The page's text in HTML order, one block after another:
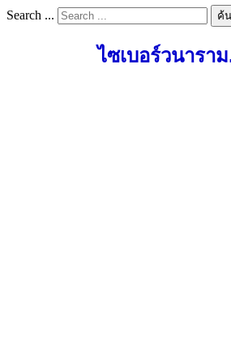
Search ... ค้
ไซเบอร์วนารา